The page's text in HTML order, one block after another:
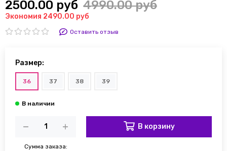
2500.00 руб 4990.00 руб
Экономия 2490.00 руб
Оставить отзыв
Размер:
36 37 38 39
Сумма заказа:
В корзину